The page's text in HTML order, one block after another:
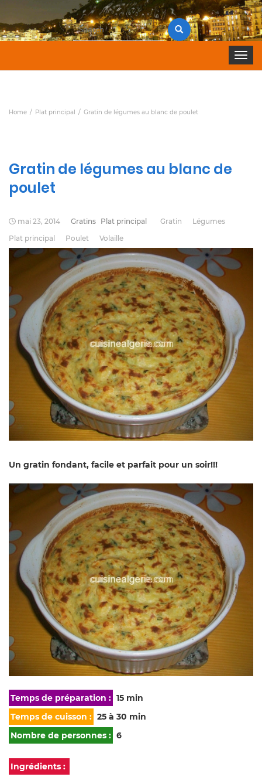
Search
for:
Toggle
Home Plat principal Gratin de légumes au blanc de poulet
Gratin de légumes au blanc de
poulet
mai 23, 2014 Gratins Plat principal Gratin
Légumes
Plat principal
Poulet Volaille
Un gratin fondant, facile et parfait pour un soir!!!
Temps de préparation : 15 min
Temps de cuisson : 25 à 30 min
Nombre de personnes : 6
Ingrédients :